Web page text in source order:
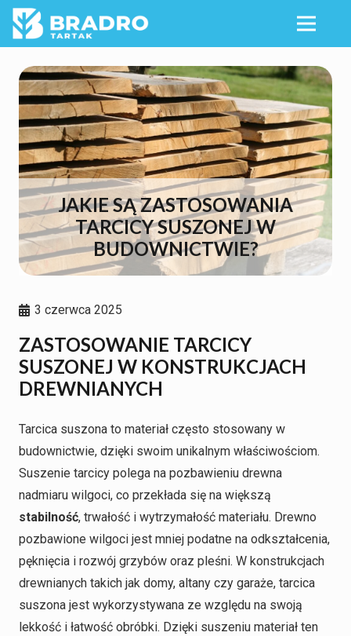
JAKIE SĄ ZASTOSOWANIA
TARCICY SUSZONEJ W
BUDOWNICTWIE?
3 czerwca 2025
ZASTOSOWANIE TARCICY
SUSZONEJ W KONSTRUKCJACH
DREWNIANYCH
Tarcica suszona to materiał często stosowany w
budownictwie, dzięki swoim unikalnym właściwościom.
Suszenie tarcicy polega na pozbawieniu drewna
nadmiaru wilgoci, co przekłada się na większą
stabilność, trwałość i wytrzymałość materiału. Drewno
pozbawione wilgoci jest mniej podatne na odkształcenia,
pęknięcia i rozwój grzybów oraz pleśni. W konstrukcjach
drewnianych takich jak domy, altany czy garaże, tarcica
suszona jest wykorzystywana ze względu na swoją
lekkość i łatwość obróbki. Dzięki suszeniu materiał ten